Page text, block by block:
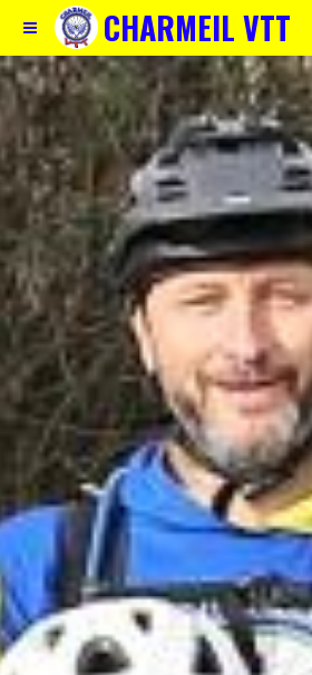
CHARMEIL VTT